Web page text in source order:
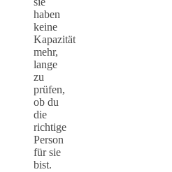
haben
keine
Kapazität
mehr,
lange
zu
prüfen,
ob du
die
richtige
Person
für sie
bist.